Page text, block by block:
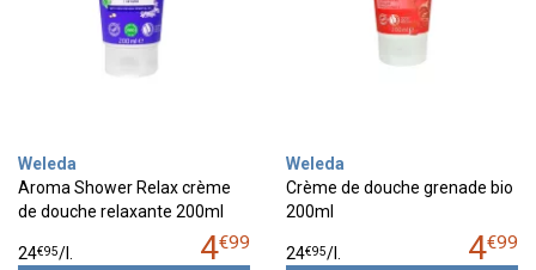
Weleda
Aroma Shower Relax crème
de douche relaxante 200ml
4€99
24€95/
Weleda
Crème de douche grenade bio
200ml
4€99
24€95/